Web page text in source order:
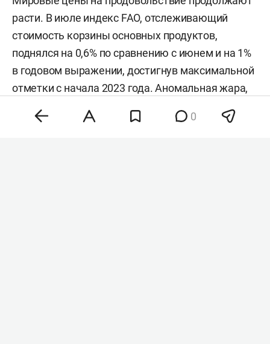
расти. В июле индекс FAO, отслеживающий
стоимость корзины основных продуктов,
поднялся на 0,6% по сравнению с июнем и на 1%
в годовом выражении, достигнув максимальной
отметки с начала 2023 года. Аномальная жара,
нестабильность на энергетических рынках и
геополитическая напряженность разогнали
0